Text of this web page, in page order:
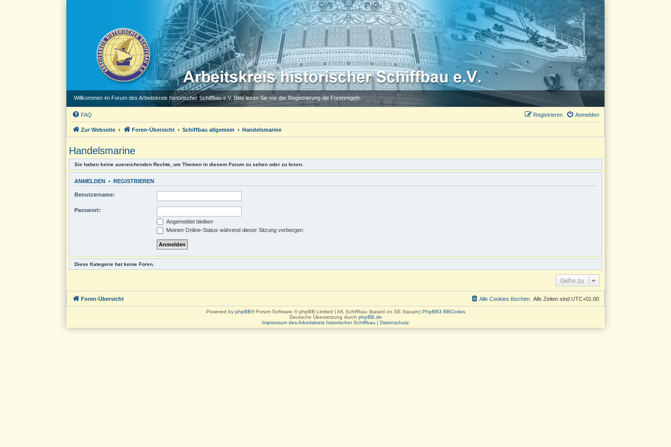
Willkommen im Forum des Arbeitskreis historischer Schiffbau e.V. Bitte lesen Sie vor der Registrierung die Forenregeln.
FAQ Anmelden
Registrieren
Zur Webseite Foren-Übersicht Schiffbau allgemein Handelsmarine
Handelsmarine
Sie haben keine ausreichenden Rechte, um Themen in diesem Forum zu sehen oder zu lesen.
ANMELDEN • REGISTRIEREN
Benutzername:
Passwort:
Angemeldet bleiben
Meinen Online-Status während dieser Sitzung verbergen
Diese Kategorie hat keine Foren.
Gehe zu
Foren-Übersicht Alle Zeiten sind UTC+01:00
Alle Cookies löschen
Powered by phpBB® Forum Software © phpBB Limited | AK Schiffbau (based on SE Square) PhpBB3 BBCodes
Deutsche Übersetzung durch phpBB.de
Impressum des Arbeitskreis historischer Schiffbau | Datenschutz